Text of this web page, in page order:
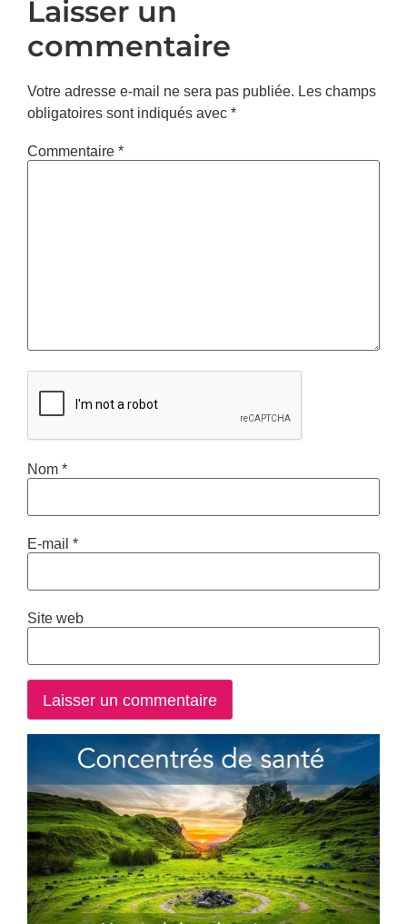
Laisser un
commentaire
Votre adresse e-mail ne sera pas publiée. Les champs
obligatoires sont indiqués avec*
Commentaire*
Nom*
E-mail *
Site web